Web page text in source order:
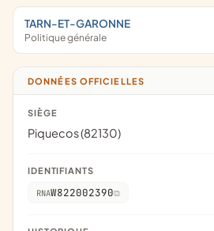
TARN-ET-GARONNE
Politique générale
DONNÉES OFFICIELLES
SIÈGE
Piquecos (82130)
IDENTIFIANTS
RNAW822002390